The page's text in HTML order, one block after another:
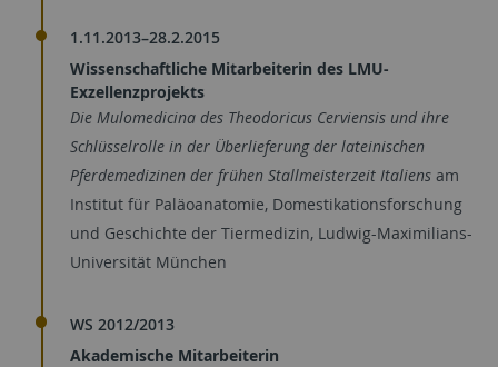
1.11.2013–28.2.2015
Wissenschaftliche Mitarbeiterin des LMU-
Exzellenzprojekts
Die Mulomedicina des Theodoricus Cerviensis und ihre
Schlüsselrolle in der Überlieferung der lateinischen
Pferdemedizinen der frühen Stallmeisterzeit Italiens am
Institut für Paläoanatomie, Domestikationsforschung
und Geschichte der Tiermedizin, Ludwig-Maximilians-
Universität München
WS 2012/2013
Akademische Mitarbeiterin